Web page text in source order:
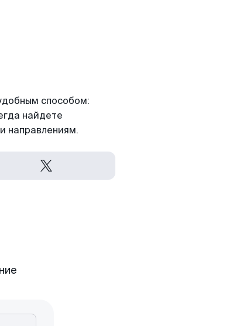
способом:
найдете
направлениям.